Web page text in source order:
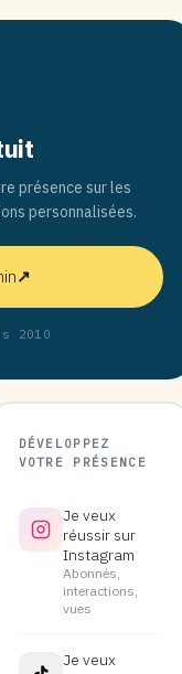
présence sur les
personnalisées.
↗
2010
DÉVELOPPEZ
VOTRE PRÉSENCE
Je veux
réussir sur
Instagram
Abonnés,
interactions,
vues
Je veux